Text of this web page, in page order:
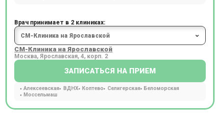
Врач принимает в 2 клиниках:
СМ-Клиника на Ярославской
Москва, Ярославская, 4, корп. 2
ЗАПИСАТЬСЯ НА ПРИЕМ
Алексеевская ВДНХ Коптево Селигерская
Беломорская
Моссельмаш